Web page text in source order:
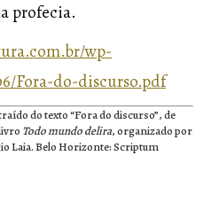
profecia.
wp-
Fora-do-discurso.pdf
do texto “Fora do discurso”, de
Todo mundo delira, organizado por
Laia. Belo Horizonte: Scriptum